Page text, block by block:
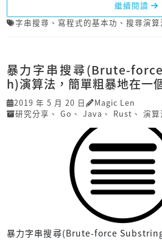
繼續閱讀
字串搜尋 、 寫程式的基本功 、 搜尋演算
暴力字串搜尋(Brute-
h)演算法，簡單粗暴地在一
2019 年 5 月 20 日
Magic Len
研究分享 、 Go 、 Java 、 Rust 、 演算
暴力字串搜尋(Brute-force